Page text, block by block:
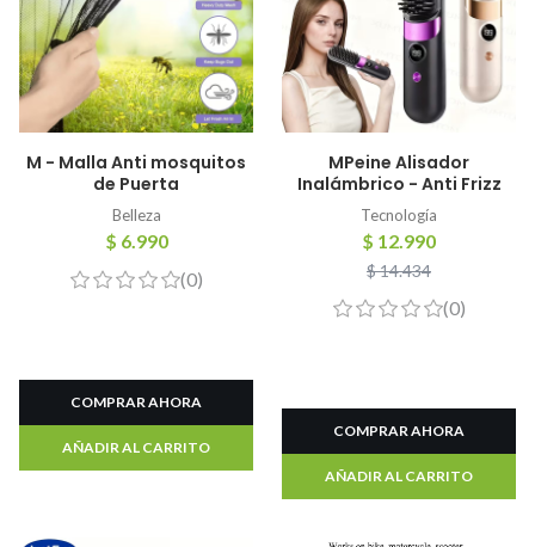
M - Malla Anti mosquitos
de Puerta
Belleza
$ 6.990
(0)
COMPRAR AHORA
AÑADIR AL CARRITO
MPeine Alisador
Inalámbrico - Anti Frizz
Tecnología
$ 12.990
$ 14.434
(0)
COMPRAR AHORA
AÑADIR AL CARRITO